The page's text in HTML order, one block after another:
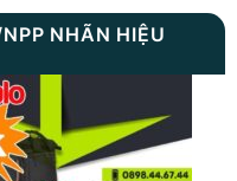
NHÃN HIỆU